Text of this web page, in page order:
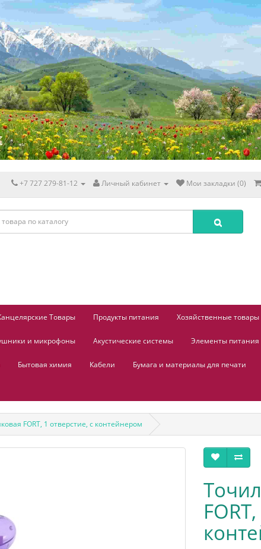
+7 727 279-81-12 Личный кабинет Мои закладки (0)
Товары Продукты питания Хозяйственные товары
и микрофоны Акустические системы Элементы питания
Бытовая химия Кабели Бумага и материалы для печати
FORT, 1 отверстие, с контейнером